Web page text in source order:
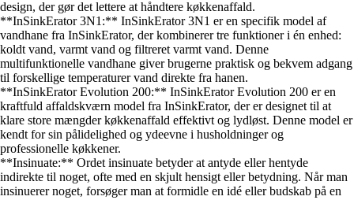
design, der gør det lettere at håndtere køkkenaffald.
**InSinkErator 3N1:** InSinkErator 3N1 er en specifik model af
vandhane fra InSinkErator, der kombinerer tre funktioner i én enhed:
koldt vand, varmt vand og filtreret varmt vand. Denne
multifunktionelle vandhane giver brugerne praktisk og bekvem adgang
til forskellige temperaturer vand direkte fra hanen.
**InSinkErator Evolution 200:** InSinkErator Evolution 200 er en
kraftfuld affaldskværn model fra InSinkErator, der er designet til at
klare store mængder køkkenaffald effektivt og lydløst. Denne model er
kendt for sin pålidelighed og ydeevne i husholdninger og
professionelle køkkener.
**Insinuate:** Ordet insinuate betyder at antyde eller hentyde
indirekte til noget, ofte med en skjult hensigt eller betydning. Når man
insinuerer noget, forsøger man at formidle en idé eller budskab på en